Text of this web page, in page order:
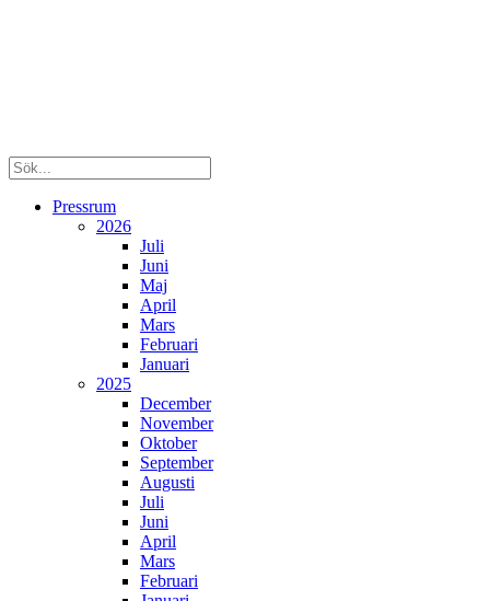
Pressrum
2026
Juli
Juni
Maj
April
Mars
Februari
Januari
2025
December
November
Oktober
September
Augusti
Juli
Juni
April
Mars
Februari